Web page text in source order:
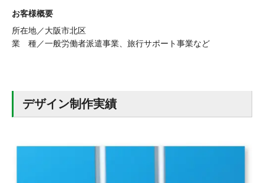
お客様概要
所在地／大阪市北区
業 種／一般労働者派遣事業、旅行サポート事業など
デザイン制作実績